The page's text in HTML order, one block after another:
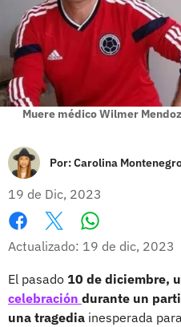
Muere médico Wilmer
Por:Carolina
19 de Dic, 2023
Facebook
X
Actualizado: 19 de dic, 2023
El pasado 10 de diciembre,
celebración durante un
una tragedia inesperada